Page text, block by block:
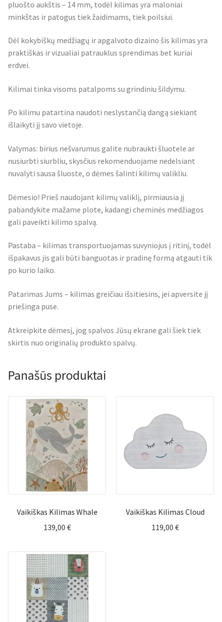
pluošto aukštis – 14 mm, todėl kilimas yra maloniai
minkštas ir patogus tiek žaidimams, tiek poilsiui.
Dėl kokybiškų medžiagų ir apgalvoto dizaino šis kilimas yra
praktiškas ir vizualiai patrauklus sprendimas bet kuriai
erdvei.
Kilimai tinka visoms patalpoms su grindiniu šildymu.
Po kilimu patartina naudoti neslystančią dangą siekiant
išlaikyti jį savo vietoje.
Valymas: birius nešvarumus galite nubraukti šluotele ar
nusiurbti siurbliu, skysčius rekomenduojame nedelsiant
nuvalyti sausa šluoste, o dėmes šalinti kilimų valikliu.
Dėmesio! Prieš naudojant kilimų valiklį, pirmiausia jį
pabandykite mažame plote, kadangi cheminės medžiagos
gali paveikti kilimo spalvą.
Pastaba – kilimas transportuojamas suvyniojus į ritinį, todėl
išpakavus jis gali būti banguotas ir pradinę formą atgauti tik
po kurio laiko.
Patarimas Jums – kilimas greičiau išsitiesins, jei apversite jį
priešinga puse.
Atkreipkite dėmesį, jog spalvos Jūsų ekrane gali šiek tiek
skirtis nuo originalių produkto spalvų.
Panašūs produktai
Vaikiškas Kilimas Whale
139,00 €
Vaikiškas Kilimas Cloud
119,00 €